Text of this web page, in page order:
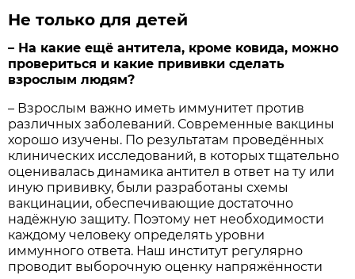
Не только для детей
– На какие ещё антитела, кроме ковида, можно
провериться и какие прививки сделать
взрослым людям?
– Взрослым важно иметь иммунитет против
различных заболеваний. Современные вакцины
хорошо изучены. По результатам проведённых
клинических исследований, в которых тщательно
оценивалась динамика антител в ответ на ту или
иную прививку, были разработаны схемы
вакцинации, обеспечивающие достаточно
надёжную защиту. Поэтому нет необходимости
каждому человеку определять уровни
иммунного ответа. Наш институт регулярно
проводит выборочную оценку напряжённости